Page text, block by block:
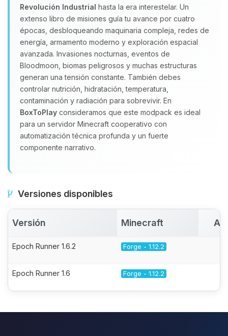
Revolución Industrial hasta la era interestelar. Un
extenso libro de misiones guía tu avance por cuatro
épocas, desbloqueando maquinaria compleja, redes de
energía, armamento moderno y exploración espacial
avanzada. Invasiones nocturnas, eventos de
Bloodmoon, biomas peligrosos y muchas estructuras
generan una tensión constante. También debes
controlar nutrición, hidratación, temperatura,
contaminación y radiación para sobrevivir. En
BoxToPlay consideramos que este modpack es ideal
para un servidor Minecraft cooperativo con
automatización técnica profunda y un fuerte
componente narrativo.
Versiones disponibles
Versión Minecraft
Epoch Runner 1.6.2 Forge - 1.12.2
Epoch Runner 1.6 Forge - 1.12.2